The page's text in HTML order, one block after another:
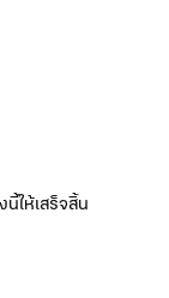
ให้เสร็จสิ้น